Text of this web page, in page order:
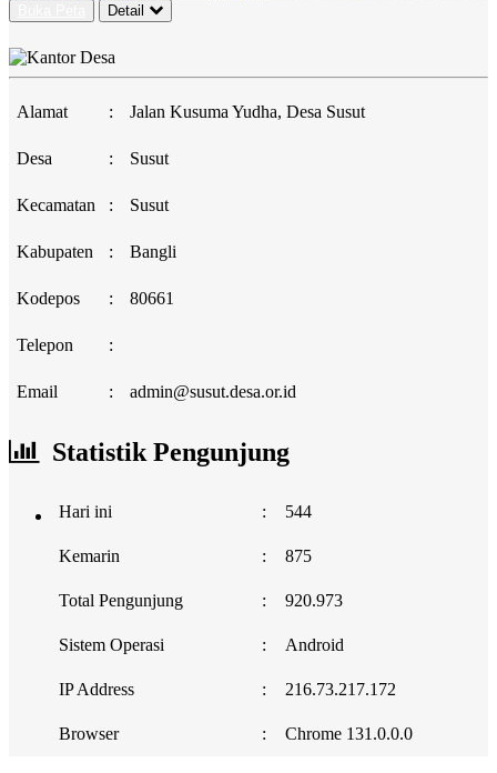
Detail
Alamat : Jalan Kusuma Yudha, Desa Susut
Desa : Susut
Kecamatan : Susut
Kabupaten : Bangli
Kodepos : 80661
Telepon :
Email : admin@susut.desa.or.id
Statistik Pengunjung
Hari ini : 544
Kemarin : 875
Total Pengunjung : 920.973
Sistem Operasi : Android
IP Address : 216.73.217.172
Browser : Chrome 131.0.0.0